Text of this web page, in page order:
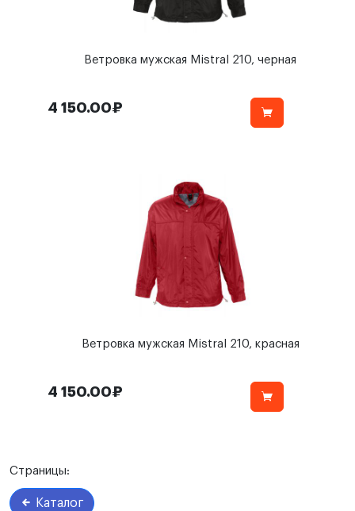
Каталог
Ветровка мужская Mistral 210, черная
4 150.00₽
Ветровка мужская Mistral 210, красная
4 150.00₽
Страницы: